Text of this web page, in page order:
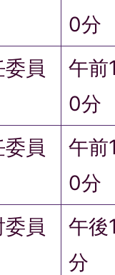
0分
員
午前
0分
員
午前
0分
員
午後
分